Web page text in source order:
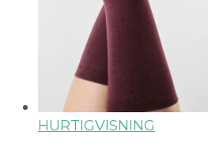
HURTIGVISNING